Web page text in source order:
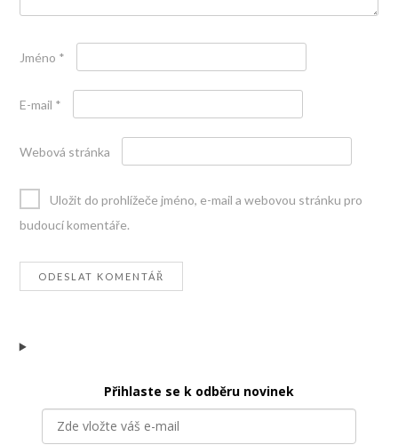
Jméno *
E-mail *
Webová stránka
Uložit do prohlížeče jméno, e-mail a webovou stránku pro
budoucí komentáře.
Přihlaste se k odběru novinek